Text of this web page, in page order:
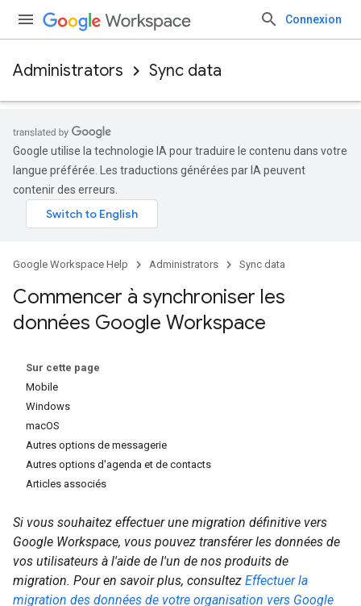
Connexion
Administrators Sync data
Google utilise la technologie IA pour traduire le contenu dans votre
langue préférée. Les traductions générées par IA peuvent
contenir des erreurs.
Google Workspace Help Administrators Sync data
Commencer à synchroniser les
données Google Workspace
Sur cette page
Mobile
Windows
macOS
Autres options de messagerie
Autres options d'agenda et de contacts
Articles associés
Si vous souhaitez effectuer une migration définitive vers
Google Workspace, vous pouvez transférer les données de
vos utilisateurs à l'aide de l'un de nos produits de
migration. Pour en savoir plus, consultez Effectuer la
migration des données de votre organisation vers Google